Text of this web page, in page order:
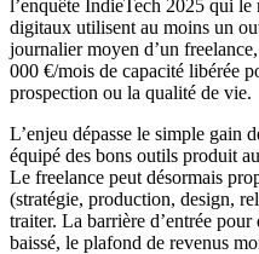
l’enquête IndieTech 2025 qui
digitaux utilisent au moins un
journalier moyen d’un
000 €/mois de capacité libérée
prospection ou la qualité de vie.
L’enjeu dépasse le simple gain
équipé des bons outils produit
Le freelance peut désormais
(stratégie, production, design,
traiter. La barrière d’entrée
baissé, le plafond de revenus